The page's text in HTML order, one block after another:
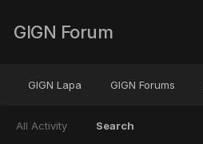
GIGN Forum
GIGN Lapa GIGN Forums
All Activity Search